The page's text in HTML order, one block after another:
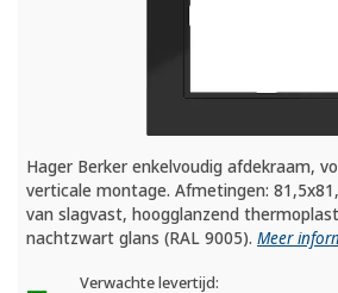
Hager Berker enkelvoudig afdekraam,
verticale montage. Afmetingen:
van slagvast, hoogglanzend
nachtzwart glans (RAL 9005).Meer
Verwachte levertijd: